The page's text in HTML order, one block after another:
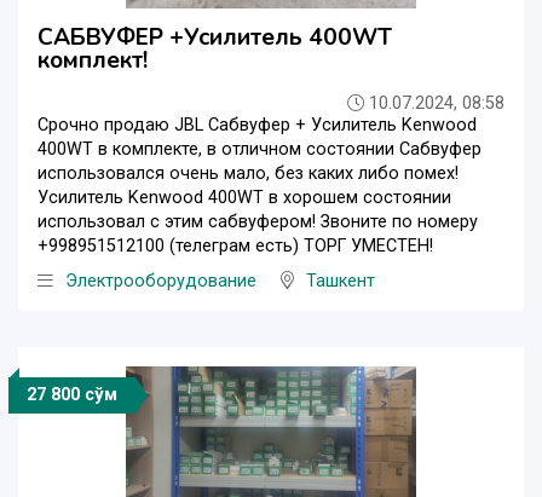
САБВУФЕР +Усилитель 400WT
комплект!
10.07.2024, 08:58
Срочно продаю JBL Сабвуфер + Усилитель Kenwood
400WT в комплекте, в отличном состоянии Сабвуфер
использовался очень мало, без каких либо помех!
Усилитель Kenwood 400WT в хорошем состоянии
использовал с этим сабвуфером! Звоните по номеру
+998951512100 (телеграм есть) ТОРГ УМЕСТЕН!
Электрооборудование
Ташкент
27 800 сўм